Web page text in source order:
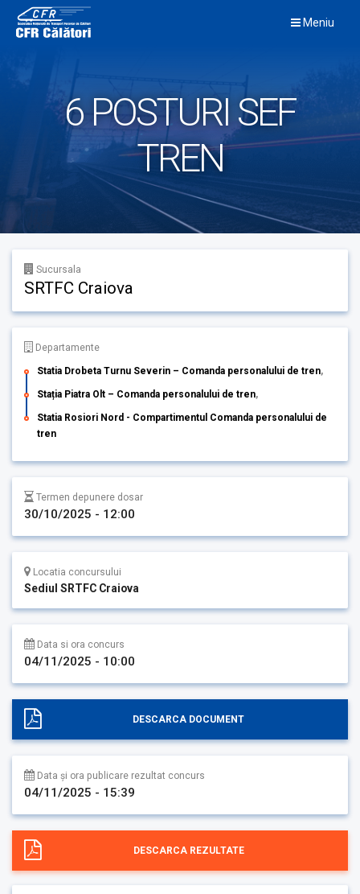
content
Meniu
6 POSTURI SEF
TREN
Sucursala
SRTFC Craiova
Departamente
Statia Drobeta Turnu Severin – Comanda personalului de tren,
Stația Piatra Olt – Comanda personalului de tren,
Statia Rosiori Nord - Compartimentul Comanda personalului de
tren
Termen depunere dosar
30/10/2025 - 12:00
Locatia concursului
Sediul SRTFC Craiova
Data si ora concurs
04/11/2025 - 10:00
DESCARCA DOCUMENT
Data și ora publicare rezultat concurs
04/11/2025 - 15:39
DESCARCA REZULTATE